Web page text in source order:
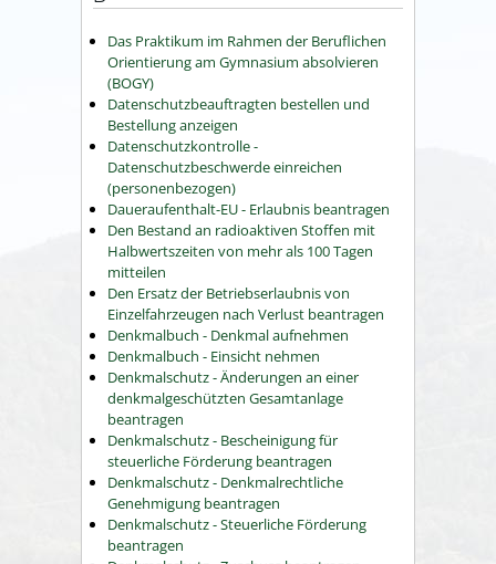
Das Praktikum im Rahmen der Beruflichen
Orientierung am Gymnasium absolvieren
(BOGY)
Datenschutzbeauftragten bestellen und
Bestellung anzeigen
Datenschutzkontrolle -
Datenschutzbeschwerde einreichen
(personenbezogen)
Daueraufenthalt-EU - Erlaubnis beantragen
Den Bestand an radioaktiven Stoffen mit
Halbwertszeiten von mehr als 100 Tagen
mitteilen
Den Ersatz der Betriebserlaubnis von
Einzelfahrzeugen nach Verlust beantragen
Denkmalbuch - Denkmal aufnehmen
Denkmalbuch - Einsicht nehmen
Denkmalschutz - Änderungen an einer
denkmalgeschützten Gesamtanlage
beantragen
Denkmalschutz - Bescheinigung für
steuerliche Förderung beantragen
Denkmalschutz - Denkmalrechtliche
Genehmigung beantragen
Denkmalschutz - Steuerliche Förderung
beantragen